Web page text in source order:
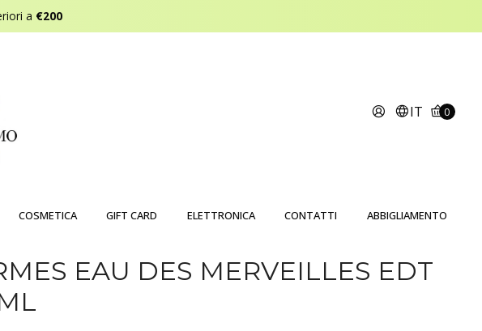
a €200
IT 0
COSMETICA GIFT CARD ELETTRONICA CONTATTI ABBIGLIAMENTO
EAU DES MERVEILLES EDT